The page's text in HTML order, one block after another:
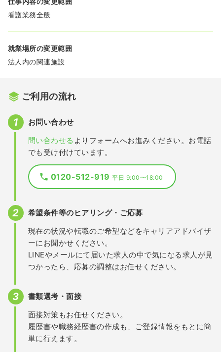
看護業務全般
就業場所の変更範囲
法人内の関連施設
ご利用の流れ
お問い合わせ
問い合わせる よりフォームへお進みください。お電話
でも受け付けています。
0120-512-919平日 9:00〜18:00
希望条件等のヒアリング・ご応募
現在の状況や転職のご希望などをキャリアアドバイザ
ーにお聞かせください。
LINEやメールにて届いた求人の中で気になる求人が見
つかったら、応募の調整はお任せください。
書類選考・面接
面接対策もお任せください。
履歴書や職務経歴書の作成も、ご登録情報をもとに簡
単に行えます。